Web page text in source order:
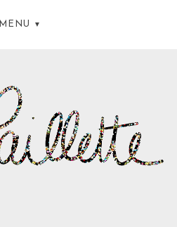
MENU